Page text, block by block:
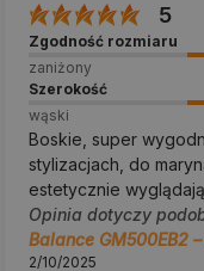
5
Zgodność rozmiaru
zaniżony
Szerokość
wąski
Boskie, super
stylizacjach, do
estetycznie
Opinia dotyczy
Balance GM500EB2
2/10/2025